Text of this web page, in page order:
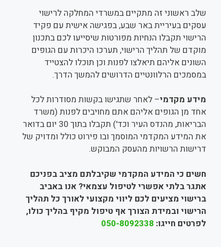
שלב ראשוני זה מתקיים במשרדי המחלקה לרישוי
עסקים בעיריית באר שבע, בפגישה אישית עם פקיד
הרישוי תקבלו הנחיות מפורטות שיסייעו לכם בתכנון
מוקדם של תהליך הרישוי, תערכו היכרות עם הגופים
השונים אליהם תיאלצו לפנות וכן תוכלו להצטייד
במסמכים הרלוונטיים הדרושים להמשך הדרך.
מידע מקדמי– לאחר שתגישו בקשות מסודרות לכל
אחד מן הגופים אליהם אתם מחויבים לפנות (משרד
הבריאות, מהנדס העיר וכד') תקבלו בתוך 30 יום בדואר
את המידע המקדמי המוסמך ובו פירוט כולל ומדויק של
דרישות הרשויות מהעסק המבוקש.
חשים כי המידע המקדמי שקיבלתם מציב בפניכם
אתגר בלתי אפשרי לטיפול עצמאי? אנו באביב
ברישוי מציעים לכם ליווי מקצועי לאורך כל תהליך
הרישוי ובמידת הצורך אף טיפול מקיף בהליך כולו,
לפרטים חייגו: 050-8092338